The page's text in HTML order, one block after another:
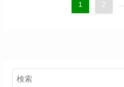
1 2 ...